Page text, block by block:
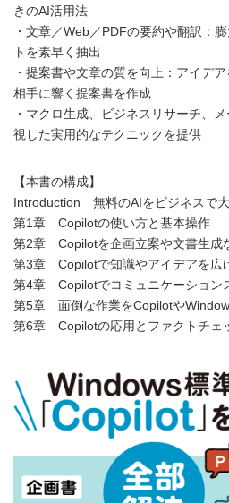
きのAI活用法
・文章／Web／PDFの要約や翻訳：
トを素早く抽出
・提案書や文章の質を向上：アイデ
相手に響く提案書を作成
・マクロ生成、ビジネスリサーチ、
視した実用的なテクニックを提供
【本書の構成】
Introduction 無料のAIをビジネスで
第1章 Copilotの使い方と基本操作
第2章 Copilotを企画立案や文書生成
第3章 Copilotで知識やアイデアを広
第4章 Copilotでコミュニケーション
第5章 面倒な作業をCopilotや
第6章 Copilotの応用とファクトチェ